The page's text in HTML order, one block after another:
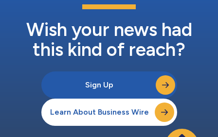
Wish your news had
this kind of reach?
Sign Up
Learn About Business Wire